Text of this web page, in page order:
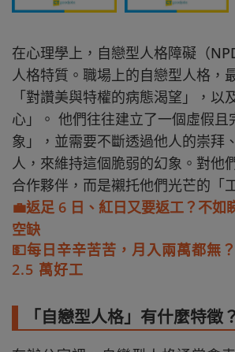
在心理學上，自戀型人格障礙（
人格特質。職場上的自戀型人格，
「對讚美與特權的病態渴望」，以
心」。 他們往往建立了一個虛假且
象」，並需要不斷透過他人的崇拜
人，來維持這個脆弱的幻象。對他
合作夥伴，而是襯托他們光芒的「
💼返足 6 日、紅日又要返工？不如
空缺
💵每日辛辛苦苦，月入兩萬都無
2.5 萬好工
「自戀型人格」有什麼特徵？